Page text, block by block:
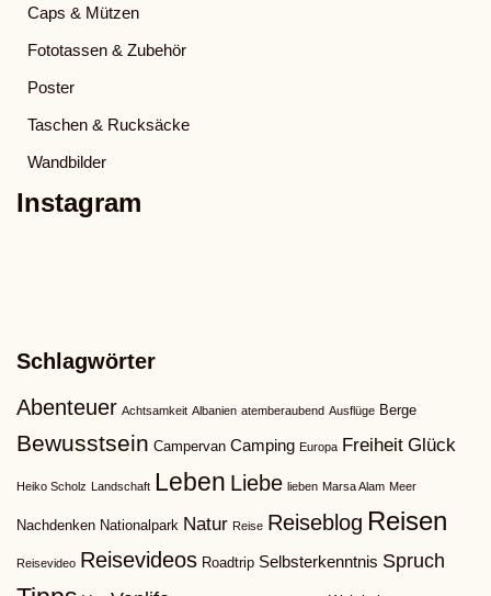
Caps & Mützen
Fototassen & Zubehör
Poster
Taschen & Rucksäcke
Wandbilder
Instagram
Schlagwörter
Abenteuer Achtsamkeit Albanien atemberaubend Ausflüge Berge
Bewusstsein Campervan Camping Europa Freiheit Glück
Heiko Scholz Landschaft Leben Liebe lieben Marsa Alam Meer
Nachdenken Nationalpark Natur Reise Reiseblog Reisen
Reisevideo Reisevideos Roadtrip Selbsterkenntnis Spruch